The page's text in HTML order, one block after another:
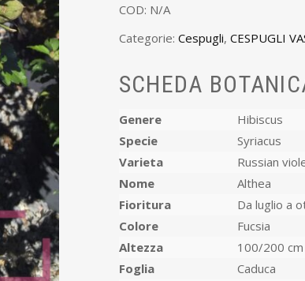
COD: N/A
Categorie: Cespugli, CESPUGLI
SCHEDA
Genere
Hibiscus
Specie
Syriacus
Varieta
Russian
Nome
Althea
Fioritura
Da luglio a
Colore
Fucsia
Altezza
100/200 cm
Foglia
Caduca